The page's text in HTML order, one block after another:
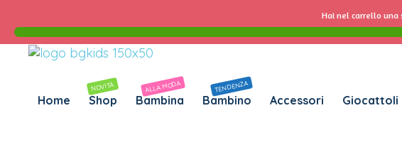
ACCEDI
Password
NOME UTENTE
Home Shop
NOVITÀ
Bambina
ALLA MODA
Bambino
TENDENZA
Accessori Giocattoli
Hai nel carrello una